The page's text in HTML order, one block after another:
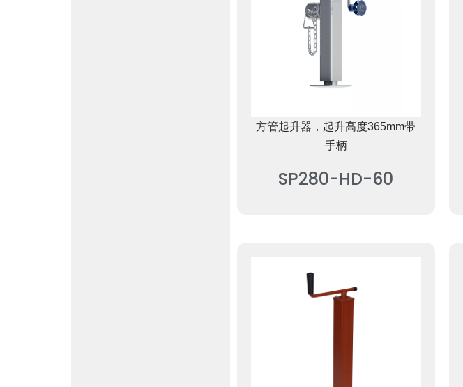
方管起升器，起升高度365mm带
手柄
SP280-HD-60